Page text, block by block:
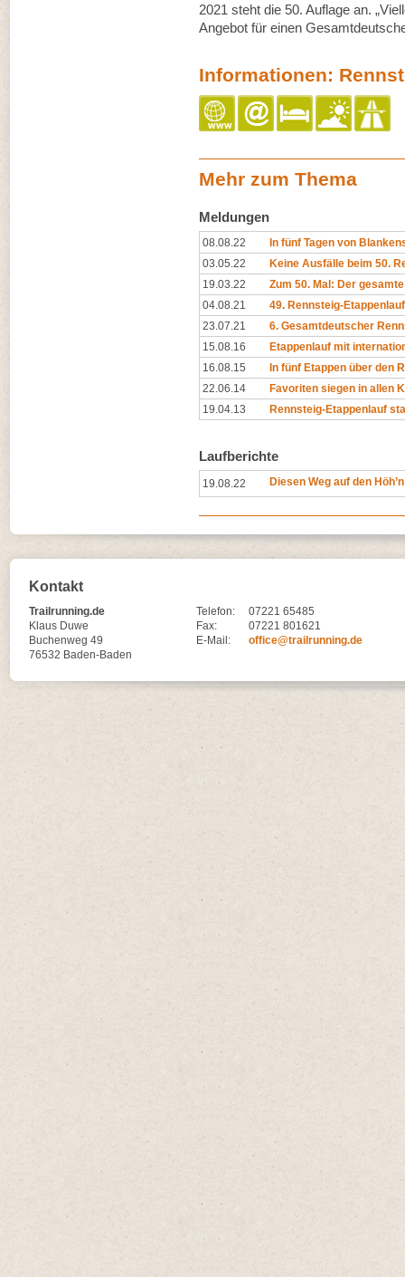
2021 steht die 50. Auflage an.
Angebot für einen
Informationen:
Mehr zum Thema
Meldungen
08.08.22
In fünf Tagen von
03.05.22
Keine Ausfälle beim 50.
19.03.22
Zum 50. Mal: Der
04.08.21
49. Rennsteig-
23.07.21
6. Gesamtdeutscher
15.08.16
Etappenlauf mit
16.08.15
In fünf Etappen über den
22.06.14
Favoriten siegen in allen
19.04.13
Rennsteig-Etappenlauf
Laufberichte
19.08.22 Diesen Weg auf den
Kontakt
Trailrunning.de
Klaus Duwe
Buchenweg 49
76532 Baden-Baden
Telefon:
07221 65485
Fax:
07221 801621
E-Mail:
office@trailrunning.de